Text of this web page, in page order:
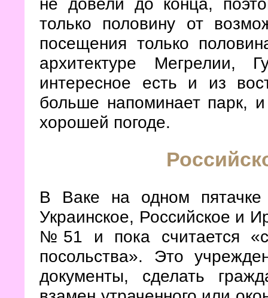
только половину от
посещения только
архитектуре Мегрелии,
интересное есть и из
больше напоминает парк,
хорошей погоде.
В Ваке на одном пятачке
Украинское, Российское и
№51 и пока считается
посольства». Это
документы, сделать